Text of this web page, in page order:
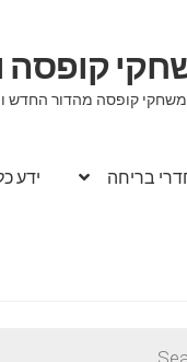
משחקי קופסה מהדור
בריחה ידע